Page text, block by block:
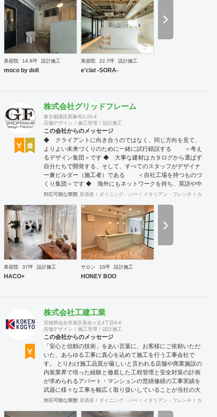
提案をいたします。 ◉サービス ①テナント紹介サポート ②顧
客ターゲット・マーケティング調査 ③資金調達サポート ④
美容業界専門のデザイン提案 ⑤自社施工 ⑥ブランディング
のための販促ツール ⑦お客様により沿ったアフターフォロー
まずはご相談やお話だけでも構いません。 お気軽にお問合せ
くださいませ！
美容院 14.8坪 設計施工
moco by doll
美容院 22.7坪 設計施工
e'clat -SORA-
株式会社グリッドフレーム
東京都港区西麻布2-20-4
店舗デザイン
施工管理 設計施工
この会社からのメッセージ
◆ クライアントに向き合うのではなく、同じ方向を見て、
よりよい未来づくりのために一緒に試行錯誤する ＜考え
るデザイン集団＞です ◆ 大事な建材はカタログから選ばず
自分たちで開発する、そして、すべてのスタッフがデザイナ
ー兼ビルダー（施工者）である ＜自社工場を持つものづ
くり集団＞です ◆ 海外にもネットワークを持ち、英語や中
国語に堪能なスタッフたちが、海外から国内への出店をスム
工案件、設計＋造作物の案件、施工案件、造作物制作など、
多様な請負形態が可能です。工場では金属を中心にさまざま
な素材を用いた制作が可能で、例えば通常デザイン性とは無
縁な特定防火設備（鉄扉）などにも高いデザイン性を施すこ
とも可能です。 GRIDFRAME とりかえのきかない空間
https://gridframe.co.jp/ Synes(シネス) 霧のようなやわらか
な空間 http://synes.jp/ SOTOCHIKU 時間の蓄積を取り
込む空間 https://sotochiku.com/
対応可能な業態 居酒屋 ダイニング・バー イタリアン・フレンチ カフェ
美容院 37坪 設計施工
HACO+
サロン 10坪 設計施工
HONEY BOO
株式会社工建工業
宮城県仙台市泉区長命ヶ丘4丁目9-6
店舗デザイン
施工管理 設計施工
この会社からのメッセージ
「安心と信頼の技術」をあい言葉に、お客様にご依頼いただ
いた、あらゆる工事に真心を込めて施工を行う工事会社で
す。 とりわけ施工品質が厳しいと言われる店舗や商業施設の
内装業界で培った経験と徹底した工程管理と安全対策の計画
が求められるアパート・マンションの営繕修繕の工事実績を
武器に様々な工事を幅広く取り扱いしていることが当社の大
きな特徴です。
対応可能な業態 居酒屋 ダイニング・バー イタリアン・フレンチ カフェ